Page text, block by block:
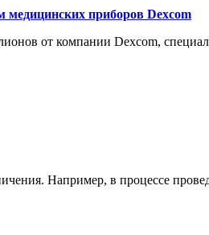
медицинских приборов Dexcom
от компании Dexcom,
Например, в процессе